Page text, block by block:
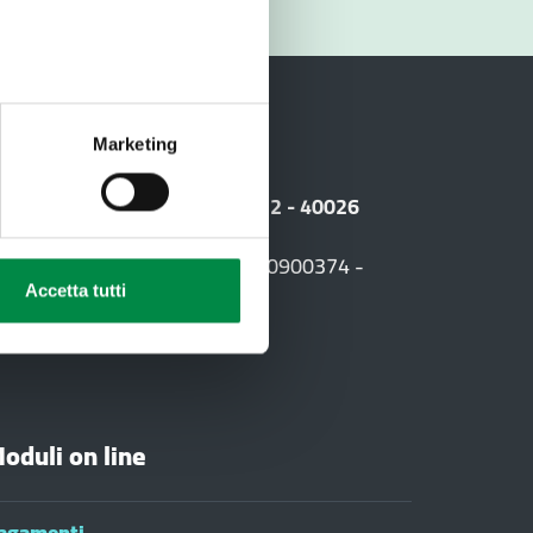
Marketing
Accetta tutti
legale: Viale Amendola, 2 - 40026
0542 604013 - CF 90000900374 -
on line